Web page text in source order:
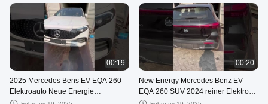
00:19
2025 Mercedes Bens EV EQA 260
Elektroauto Neue Energie
Fahrzeuge SUV Pure 5 Sitzplätze
00:20
New Energy Mercedes Benz EV
EQA 260 SUV 2024 reiner Elektro-
SUV